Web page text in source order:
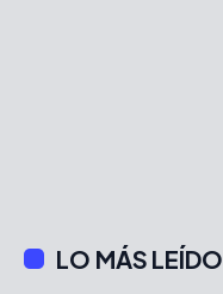
LO MÁS LEÍDO